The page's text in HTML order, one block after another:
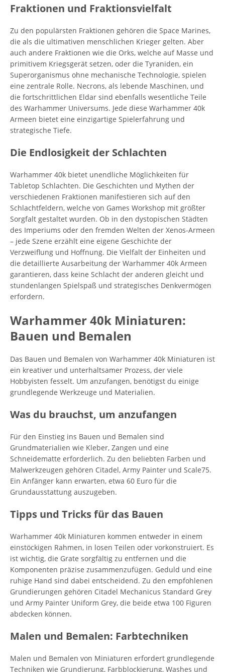
Fraktionen und Fraktionsvielfalt
Zu den populärsten Fraktionen gehören die Space Marines,
die als die ultimativen menschlichen Krieger gelten. Aber
auch andere Fraktionen wie die Orks, welche auf Masse und
primitivem Kriegsgerät setzen, oder die Tyraniden, ein
Superorganismus ohne mechanische Technologie, spielen
eine zentrale Rolle. Necrons, als lebende Maschinen, und
die fortschrittlichen Eldar sind ebenfalls wesentliche Teile
des Warhammer Universums. Jede diese Warhammer 40k
Armeen bietet eine einzigartige Spielerfahrung und
strategische Tiefe.
Die Endlosigkeit der Schlachten
Warhammer 40k bietet unendliche Möglichkeiten für
Tabletop Schlachten. Die Geschichten und Mythen der
verschiedenen Fraktionen manifestieren sich auf den
Schlachtfeldern, welche von Games Workshop mit größter
Sorgfalt gestaltet wurden. Ob in den dystopischen Städten
des Imperiums oder den fremden Welten der Xenos-Armeen
– jede Szene erzählt eine eigene Geschichte der
Verzweiflung und Hoffnung. Die Vielfalt der Einheiten und
die detaillierte Ausarbeitung der Warhammer 40k Armeen
garantieren, dass keine Schlacht der anderen gleicht und
stundenlangen Spielspaß und strategisches Denkvermögen
erfordern.
Warhammer 40k Miniaturen:
Bauen und Bemalen
Das Bauen und Bemalen von Warhammer 40k Miniaturen ist
ein kreativer und unterhaltsamer Prozess, der viele
Hobbyisten fesselt. Um anzufangen, benötigst du einige
grundlegende Werkzeuge und Materialien.
Was du brauchst, um anzufangen
Für den Einstieg ins Bauen und Bemalen sind
Grundmaterialien wie Kleber, Zangen und eine
Schneidematte erforderlich. Zu den beliebten Farben und
Malwerkzeugen gehören Citadel, Army Painter und Scale75.
Ein Anfänger kann erwarten, etwa 60 Euro für die
Grundausstattung auszugeben.
Tipps und Tricks für das Bauen
Warhammer 40k Miniaturen kommen entweder in einem
einstöckigen Rahmen, in losen Teilen oder vorkonstruiert. Es
ist wichtig, die Grate sorgfältig zu entfernen und die
Komponenten präzise zusammenzufügen. Geduld und eine
ruhige Hand sind dabei entscheidend. Zu den empfohlenen
Grundierungen gehören Citadel Mechanicus Standard Grey
und Army Painter Uniform Grey, die beide etwa 100 Figuren
abdecken können.
Malen und Bemalen: Farbtechniken
Malen und Bemalen von Miniaturen erfordert grundlegende
Techniken wie Grundierung, Farbblockierung, Washes und